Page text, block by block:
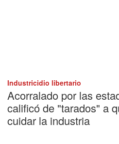
Industricidio libertario
Acorralado por las
calificó de "tarados" a
cuidar la industria